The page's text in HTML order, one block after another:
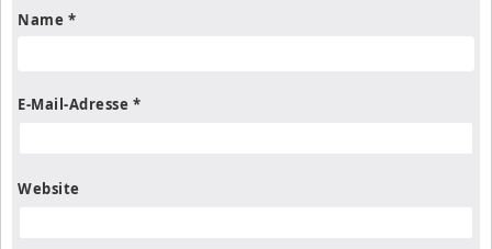
Name *
E-Mail-Adresse *
Website